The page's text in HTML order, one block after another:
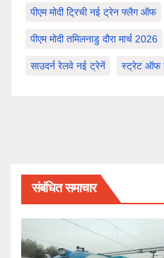
पीएम मोदी ट्रिची नई ट्रेन फ्लैग ऑफ
पीएम मोदी तमिलनाडु दौरा मार्च 2026
साउदर्न रेलवे नई ट्रेनें स्ट्रेट ऑफ
संबंधित समाचार